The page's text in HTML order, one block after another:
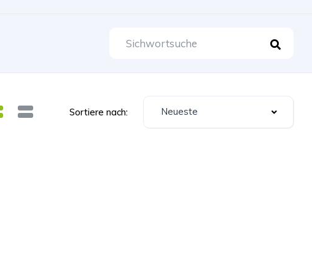
Sortiere nach: Neueste